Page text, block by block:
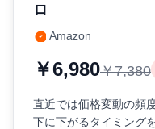
ロ
Amazon
￥6,980￥7,380
直近では価格変動の頻
下に下がるタイミング